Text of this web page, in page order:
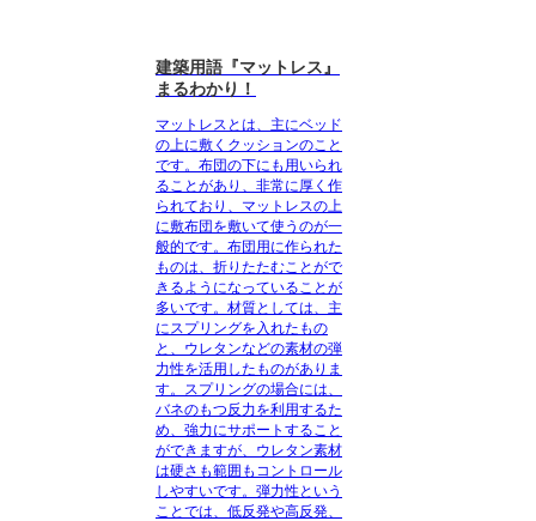
建築用語『マットレス』
まるわかり！
マットレスとは、主にベッド
の上に敷くクッションのこと
です。布団の下にも用いられ
ることがあり、非常に厚く作
られており、 マットレスの上
に敷布団を敷いて使う のが一
般的です。布団用に作られた
ものは、折りたたむことがで
きるようになっていることが
多いです。材質としては、主
にスプリングを入れたもの
と、ウレタンなどの素材の弾
力性を活用したものがありま
す。スプリングの場合には、
バネのもつ反力を利用するた
め、強力にサポートすること
ができますが、ウレタン素材
は硬さも範囲もコントロール
しやすいです。弾力性という
ことでは、低反発や高反発、